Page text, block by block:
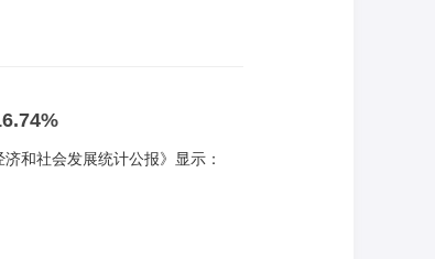
，中国科协、教育部制定了《关
和社会发展统计公报》显示：